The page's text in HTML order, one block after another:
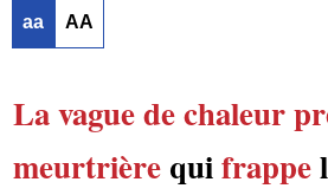
aa AA
La vague de chaleur
meurtrièrequifrappe